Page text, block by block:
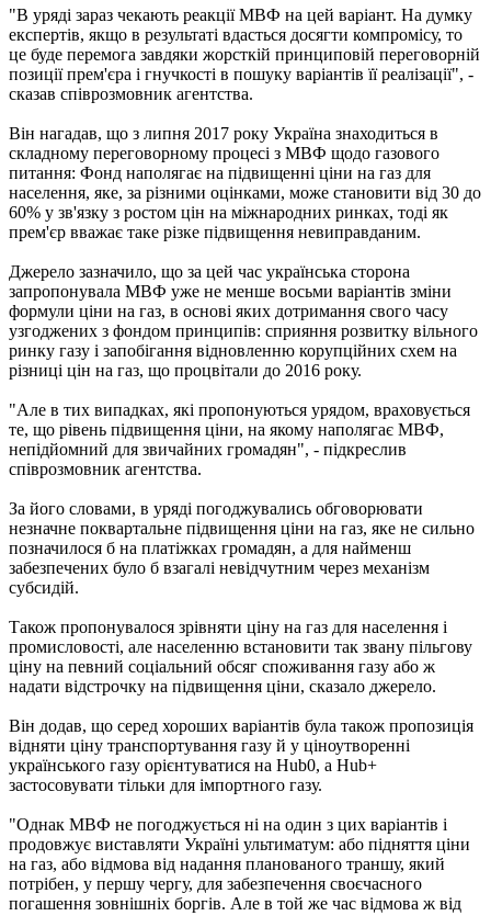
"В уряді зараз чекають реакції МВФ на цей варіант. На думку
експертів, якщо в результаті вдасться досягти компромісу, то
це буде перемога завдяки жорсткій принциповій переговорній
позиції прем'єра і гнучкості в пошуку варіантів її реалізації", -
сказав співрозмовник агентства.
Він нагадав, що з липня 2017 року Україна знаходиться в
складному переговорному процесі з МВФ щодо газового
питання: Фонд наполягає на підвищенні ціни на газ для
населення, яке, за різними оцінками, може становити від 30 до
60% у зв'язку з ростом цін на міжнародних ринках, тоді як
прем'єр вважає таке різке підвищення невиправданим.
Джерело зазначило, що за цей час українська сторона
запропонувала МВФ уже не менше восьми варіантів зміни
формули ціни на газ, в основі яких дотримання свого часу
узгоджених з фондом принципів: сприяння розвитку вільного
ринку газу і запобігання відновленню корупційних схем на
різниці цін на газ, що процвітали до 2016 року.
"Але в тих випадках, які пропонуються урядом, враховується
те, що рівень підвищення ціни, на якому наполягає МВФ,
непідйомний для звичайних громадян", - підкреслив
співрозмовник агентства.
За його словами, в уряді погоджувались обговорювати
незначне поквартальне підвищення ціни на газ, яке не сильно
позначилося б на платіжках громадян, а для найменш
забезпечених було б взагалі невідчутним через механізм
субсидій.
Також пропонувалося зрівняти ціну на газ для населення і
промисловості, але населенню встановити так звану пільгову
ціну на певний соціальний обсяг споживання газу або ж
надати відстрочку на підвищення ціни, сказало джерело.
Він додав, що серед хороших варіантів була також пропозиція
відняти ціну транспортування газу й у ціноутворенні
українського газу орієнтуватися на Hub0, а Hub+
застосовувати тільки для імпортного газу.
"Однак МВФ не погоджується ні на один з цих варіантів і
продовжує виставляти Україні ультиматум: або підняття ціни
на газ, або відмова від надання планованого траншу, який
потрібен, у першу чергу, для забезпечення своєчасного
погашення зовнішніх боргів. Але в той же час відмова ж від